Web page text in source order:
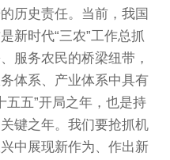
历史责任。当前，我国
新时代“三农”工作总抓
服务农民的桥梁纽带，
体系、产业体系中具有
五五”开局之年，也是持
键之年。我们要抢抓机
中展现新作为、作出新